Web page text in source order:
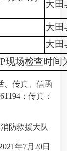
大田
大田
大田
现场检查时
传真、信函
；传真：
防救援大队
年7月20日